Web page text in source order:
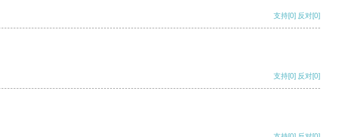
支持[0] 反对[0]
支持[0] 反对[0]